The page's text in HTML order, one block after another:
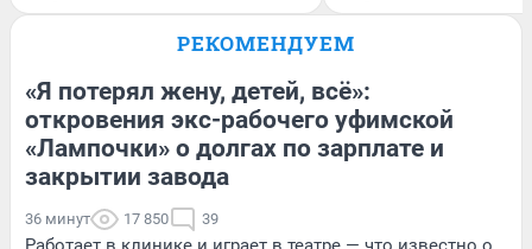
РЕКОМЕНДУЕМ
«Я потерял жену, детей, всё»:
откровения экс-рабочего уфимской
«Лампочки» о долгах по зарплате и
закрытии завода
36 минут 17 850 39